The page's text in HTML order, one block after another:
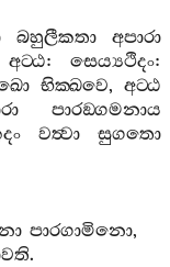
බහුලීකතා
අපාරා
අට‍්ඨ: සෙය්‍යථිදං:
භික‍්ඛවෙ, අට‍්ඨ
පාරඞ‍්ගමනාය
වත්‍වා
සුගතො
පාරගාමිනො,
.